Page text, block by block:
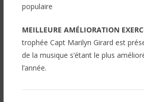
populaire
MEILLEURE AMÉLIORATION
trophée Capt Marilyn Girard est
de la musique s’étant le plus
l’année.